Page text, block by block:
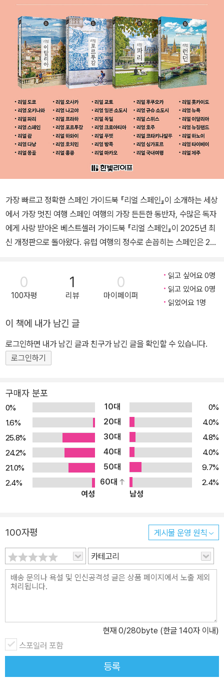
가장 빠르고 정확한 스페인 가이드북 『리얼 스페인』이 소개하는 세상
에서 가장 멋진 여행 스페인 여행의 가장 든든한 동반자, 수많은 독자
에게 사랑 받아온 베스트셀러 가이드북 『리얼 스페인』이 2025년 최
신 개정판으로 돌아왔다. 유럽 여행의 정수로 손꼽히는 스페인은 20
부에서 남부까지 전국 각지의 매력이 더욱 빛나는 시기를 맞이하고
있다. 그런 만큼 이번 개정판에서는 시시각각 변화하는 스페인의 현
지 분위기와 새로운 명소, 트렌디한 맛집, 그리고 최근에 주목 받는 문
구성했다. 저자가 직접 발로 뛰며 경험한 최신 정보와 생생한 현지 분
위기 그리고 여행자의 입장에서 큐레이션한 교통·문화·실용 팁까지,
스페인의 '지금'을 가장 빠르고 정확하게 안내한다. 또한, 해외여행 인
플루언서답게 변화하는 스페인의 최신 트렌드를 반영한 매력 넘치는
있도록 했다. 최신 정보와 생생한 화보 그리고 스페인 전문가의 깊이
있는 인사이트로 탄생한 『리얼 스페인』과 함께 멋진 스페인 여행을
즐겨보자. 더 멋진 스페인 여행을 위한 역사 문화 가이드 고대 로마의
유산부터 이슬람과 기독교, 현대 예술까지, 스페인은 시대와 문명이
겹겹이 쌓인 살아있는 역사 박물관과도 같다. 그라나다의 알람브라에
서 이슬람 건축의 정수를 느끼고, 세비야 대성당의 웅장함에 압도되
며, 마드리드의 프라도 미술관에서 고흐, 벨라스케스 등 거장들의 작
품을 감상하다 보면 시간 여행을 하는 듯한 착각에 빠져든다. 또한, 중
의 가우디 건축물에서 현대 예술의 정수를 만끽하며 스페인의 다채로
운 문화를 경험할 수 있다. 아는 만큼 더 많이 보이는 법, 이 모든 건축
물과 거리, 광장, 박물관과 예술품 등을 제대로 연구한 저자는 그야말
로 든든한 스페인 여행 동반자다. 직접 발로 뛰며 쌓은 탄탄한 배경지
식과 최신 트렌드를 쉽고 흥미롭게 안내해, 처음 방문하는 여행자부
터 재방문자까지 모두가 스페인의 역사와 문화를 제대로 만끽할 수
페인은 전 세계적으로 가장 주목 받는 여행지로 부상하며, 전통 명소
부터 최신 트렌드까지 다양한 매력을 선보이고 있다. 『리얼 스페인』
은 이러한 변화에 발맞춰 인생 사진을 남길 수 있는 바르셀로나의 포
토 스폿, 가우디 투어, 유네스코 세계문화유산 명소, 스페인만의 다채
로운 축제 그리고 현지인처럼 여행하는 방법 등 가장 핫한 키워드를
0
100자평
1
리뷰
0
마이페이퍼
읽고 싶어요 0명
읽고 있어요 0명
읽었어요 1명
이 책에 내가 남긴 글
로그인하면 내가 남긴 글과 친구가 남긴 글을 확인할 수 있습니다.
로그인하기
구매자 분포
0% 10대
0%
1.6%
20대
4.0%
25.8%
30대
4.8%
24.2%
40대
4.0%
21.0%
50대
9.7%
2.4%
60대
2.4%
여성
남성
100자평 게시물 운영 원칙
카테고리
현재 0/280byte (한글 140자 이내)
스포일러 포함
등록